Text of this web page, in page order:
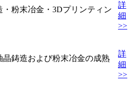
粉末冶金・3Dプリンティン
詳
細
>>
鋳造および粉末冶金の成熟
詳
細
>>